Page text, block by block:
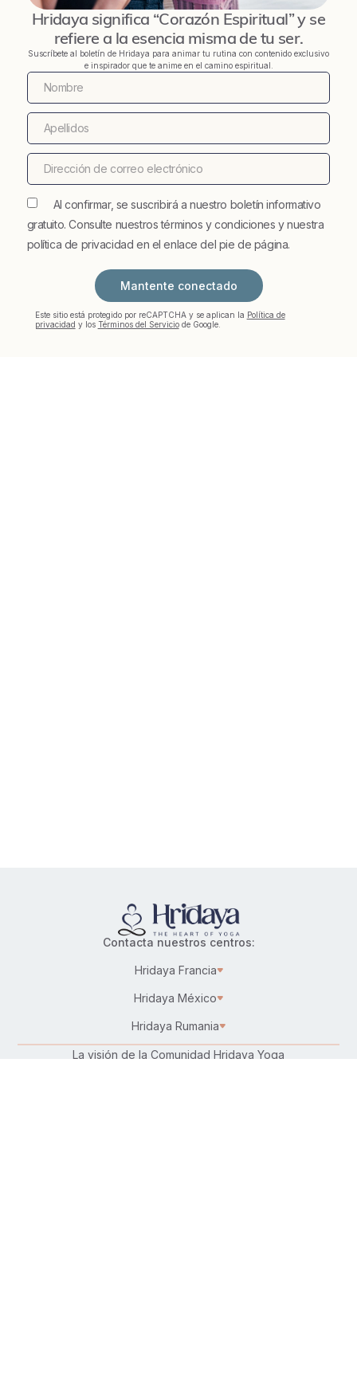
Hridaya significa “Corazón Espiritual” y se
refiere a la esencia misma de tu ser.
Suscríbete al boletín de Hridaya para animar tu rutina con contenido exclusivo
e inspirador que te anime en el camino espiritual.
Al confirmar, se suscribirá a nuestro boletín informativo
gratuito. Consulte nuestros términos y condiciones y nuestra
política de privacidad en el enlace del pie de página.
Mantente conectado
Este sitio está protegido por reCAPTCHA y se aplican la Política de
privacidad y los Términos del Serviciode Google.
Contacta nuestros centros:
Hridaya Francia
Hridaya México
Hridaya Rumania
La visión de la Comunidad Hridaya Yoga